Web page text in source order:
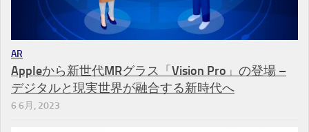
AR
Appleから新世代MRグラス「Vision Pro」の登場 –
デジタルと現実世界が融合する新時代へ
6 6月, 2023